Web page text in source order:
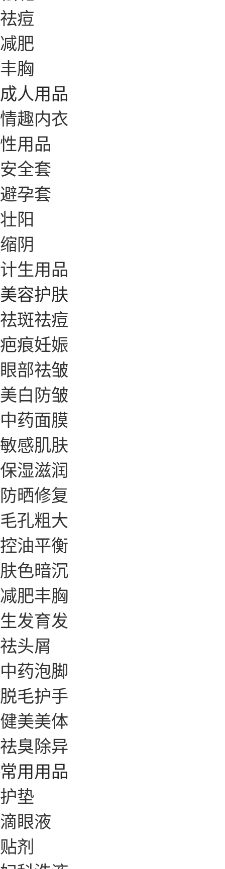
祛痘
减肥
丰胸
成人用品
情趣内衣
性用品
安全套
避孕套
壮阳
缩阴
计生用品
美容护肤
祛斑祛痘
疤痕妊娠
眼部祛皱
美白防皱
中药面膜
敏感肌肤
保湿滋润
防晒修复
毛孔粗大
控油平衡
肤色暗沉
减肥丰胸
生发育发
祛头屑
中药泡脚
脱毛护手
健美美体
祛臭除异
常用用品
护垫
滴眼液
贴剂